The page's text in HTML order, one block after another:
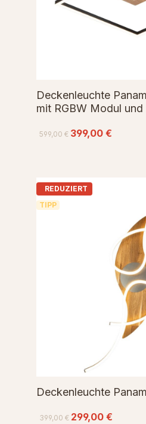
Deckenleuchte
mit RGBW Modul
599,00 € 399,00 €
REDUZIERT
TIPP
Deckenleuchte
399,00 € 299,00 €